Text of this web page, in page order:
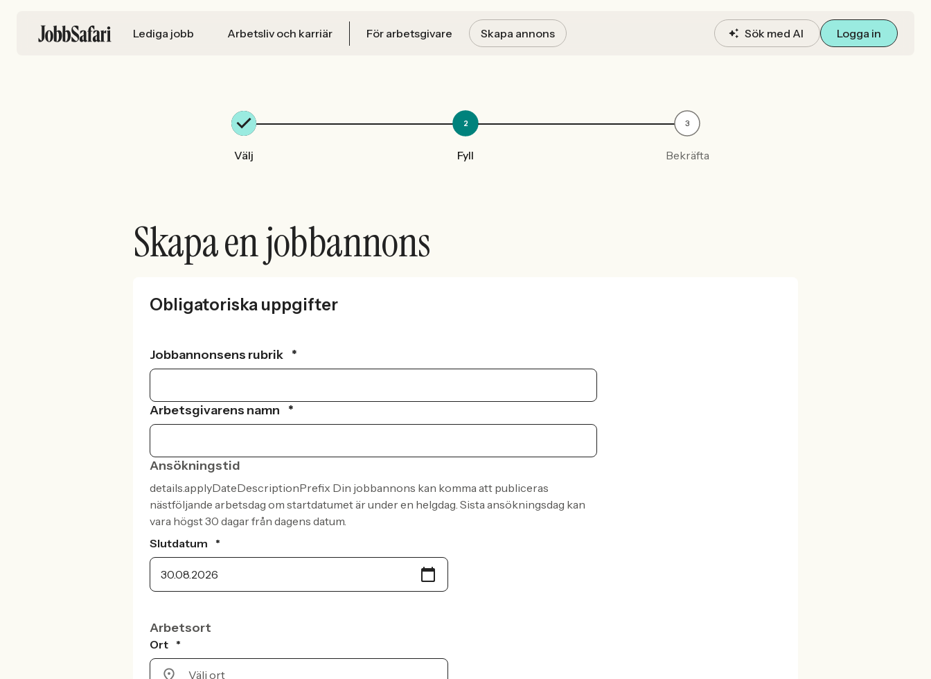
Lediga jobb Arbetsliv och karriär För arbetsgivare Skapa annons Sök med AI Logga in
Välj
2
Fyll
3
Bekräfta
Skapa en jobbannons
Obligatoriska uppgifter
Jobbannonsens rubrik *
Arbetsgivarens namn *
Ansökningstid
details.applyDateDescriptionPrefix Din jobbannons kan komma att publiceras
nästföljande arbetsdag om startdatumet är under en helgdag. Sista ansökningsdag kan
vara högst 30 dagar från dagens datum.
Slutdatum
*
Arbetsort
Ort *